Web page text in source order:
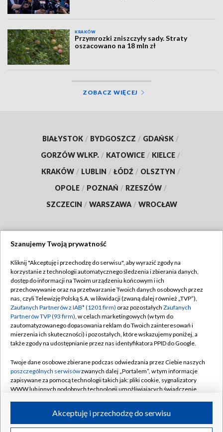
KRAKÓW
Przymrozki zniszczyły sady. Straty
oszacowano na 18 mln zł
ZOBACZ WIĘCEJ
BIAŁYSTOK / BYDGOSZCZ / GDAŃSK /
GORZÓW WLKP. / KATOWICE / KIELCE /
KRAKÓW / LUBLIN / ŁÓDŹ / OLSZTYN /
OPOLE / POZNAŃ / RZESZÓW /
SZCZECIN / WARSZAWA / WROCŁAW
TVP
Abonament TVP
Emisja w TVP
Centrum informacji TVP
Naziemna Telewizja Cyfrowa
Rada Programowa
System NOS
Informacje o nadawcy
Program dla prasy
Regulamin TVP
Polityka prywatności
Moje zgody
Pomoc
Kontakt
Kanały
©2026 Telewizja Polska S.A. w likwidacji
Szanujemy Twoją prywatność
Kliknij "Akceptuję i przechodzę do serwisu", aby wyrazić zgody na
korzystanie z technologii automatycznego śledzenia i zbierania danych,
dostęp do informacji na Twoim urządzeniu końcowym i ich
przechowywanie oraz na przetwarzanie Twoich danych osobowych przez
nas, czyli Telewizję Polską S.A. w likwidacji (zwaną dalej również „TVP”),
Zaufanych Partnerów z IAB* (1201 firm) oraz pozostałych Zaufanych
Partnerów TVP (93 firm), w celach marketingowych (w tym do
zautomatyzowanego dopasowania reklam do Twoich zainteresowań i
mierzenia ich skuteczności) i pozostałych, które wskazujemy poniżej, a
także zgody na udostępnianie przez nas identyfikatora PPID do Google.
Twoje dane osobowe zbierane podczas odwiedzania przez Ciebie naszych
poszczególnych serwisówzwanych dalej „Portalem”, w tym informacje
zapisywane za pomocą technologii takich jak: pliki cookie, sygnalizatory
WWW lub innych podobnych technologii umożliwiających świadczenie
ruchu w Internecie.Akceptuję i przechodzę do serwisu